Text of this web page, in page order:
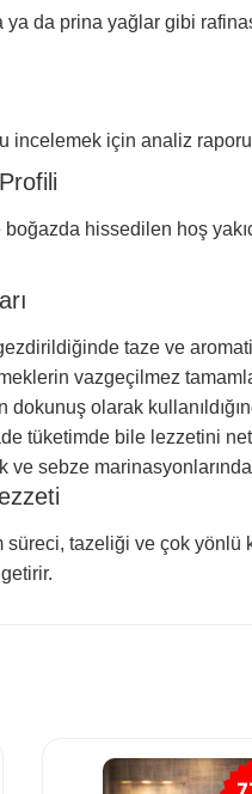
ya da prina yağlar gibi
incelemek için analiz
boğazda hissedilen hoş
taze ve
vazgeçilmez
dokunuş olarak
tüketimde bile lezzetini
ve sebze
süreci, tazeliği ve çok yönlü